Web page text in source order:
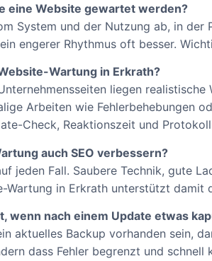
eine Website gewartet werden?
System und der Nutzung ab, in
engerer Rhythmus oft besser.
Wartung in Erkrath?
liegen
Arbeiten wie Fehlerbehebungen
Check, Reaktionszeit und
auch SEO verbessern?
jeden Fall. Saubere Technik, gute
Wartung in Erkrath unterstützt
wenn nach einem Update etwas
aktuelles Backup vorhanden sein,
dass Fehler begrenzt und